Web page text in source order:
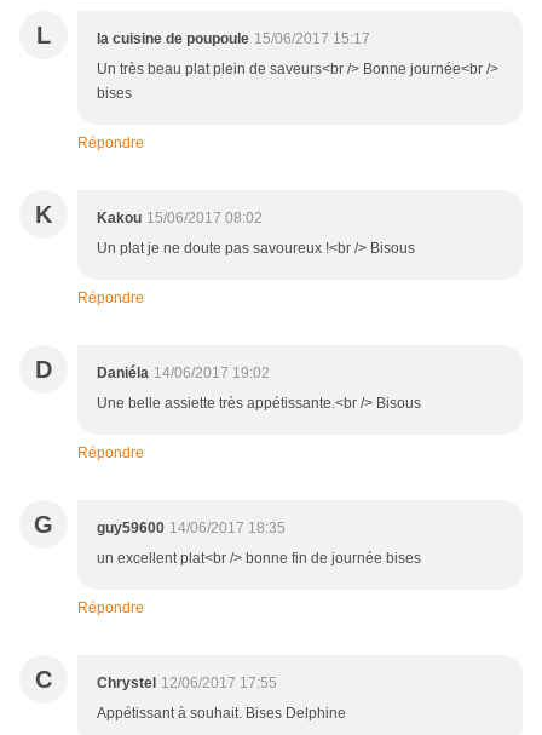
L la cuisine de poupoule 15/06/2017 15:17
Un très beau plat plein de saveurs<br /> Bonne journée<br />
bises
Répondre
K Kakou 15/06/2017 08:02
Un plat je ne doute pas savoureux !<br /> Bisous
Répondre
D Daniéla 14/06/2017 19:02
Une belle assiette très appétissante.<br /> Bisous
Répondre
G guy59600 14/06/2017 18:35
un excellent plat<br /> bonne fin de journée bises
Répondre
C Chrystel 12/06/2017 17:55
Appétissant à souhait. Bises Delphine